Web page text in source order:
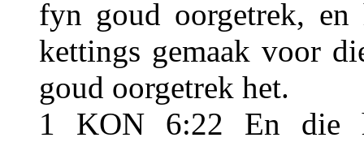
fyn goud oorgetrek,
kettings gemaak voor
goud oorgetrek het.
1 KON 6:22 En die